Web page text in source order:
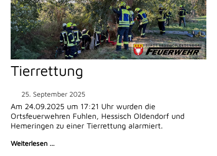
Tierrettung
25. September 2025
Am 24.09.2025 um 17:21 Uhr wurden die
Ortsfeuerwehren Fuhlen, Hessisch Oldendorf und
Hemeringen zu einer Tierrettung alarmiert.
Weiterlesen …